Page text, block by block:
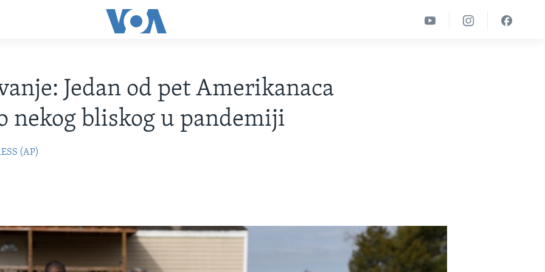
Jedan od pet Amerikanaca
nekog bliskog u pandemiji
(AP)